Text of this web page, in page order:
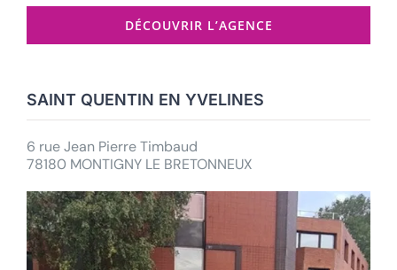
DÉCOUVRIR L’AGENCE
SAINT QUENTIN EN YVELINES
6 rue Jean Pierre Timbaud
78180 MONTIGNY LE BRETONNEUX